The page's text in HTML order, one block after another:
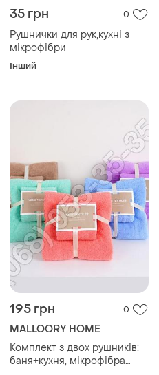
35 грн 0
Рушнички для рук,кухні з
мікрофібри
Інший
195 грн 0
MALLOORY HOME
Комплект з двох рушників:
баня+кухня, мікрофібра